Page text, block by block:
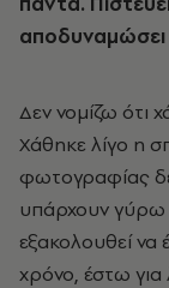
Δεν νομίζω ότι
Χάθηκε λίγο η
φωτογραφίας
υπάρχουν
εξακολουθεί να
χρόνο, έστω για